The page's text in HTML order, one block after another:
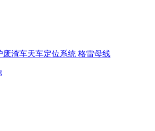
废渣车天车定位系统 格雷母线